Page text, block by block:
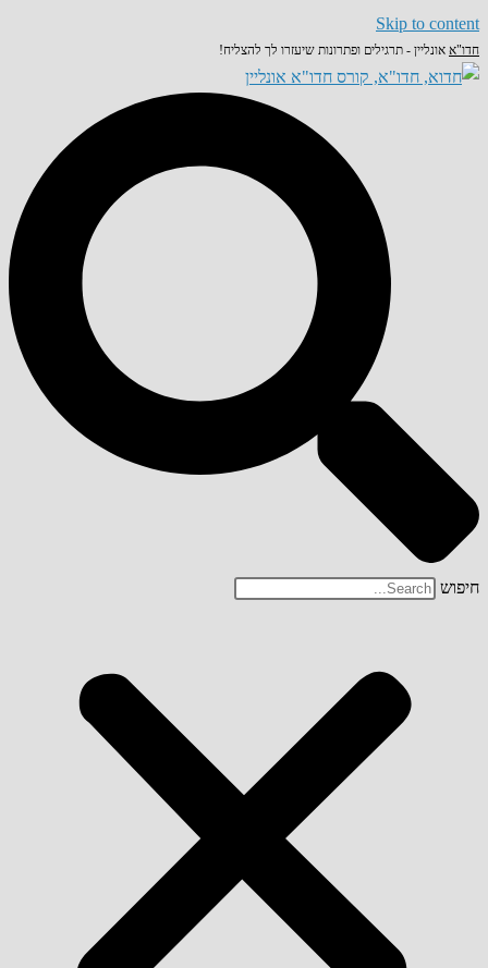
Skip to content
חדו"א אונליין - תרגילים ופתרונות שיעזרו לך להצליח!
חיפוש